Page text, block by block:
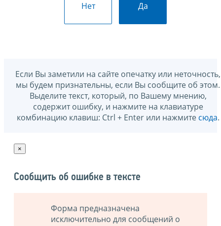
Нет Да
Если Вы заметили на сайте опечатку или неточность,
мы будем признательны, если Вы сообщите об этом.
Выделите текст, который, по Вашему мнению,
содержит ошибку, и нажмите на клавиатуре
комбинацию клавиш: Ctrl + Enter или нажмите сюда.
×
Сообщить об ошибке в тексте
Форма предназначена
исключительно для сообщений о